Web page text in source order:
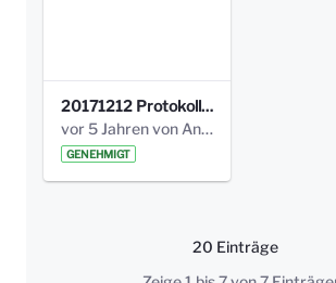
20171212 Protokoll-Klettergerüst-3b-neu-.pdf
vor 5 Jahren von Anni Schlumberger
GENEHMIGT
20 Einträge
Pro Seite